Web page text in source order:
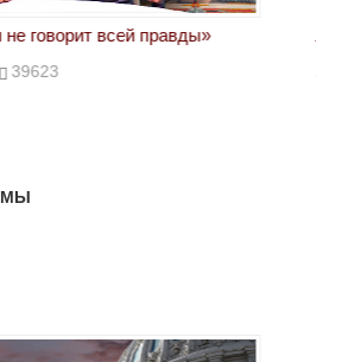
говорит всей правды»
39623